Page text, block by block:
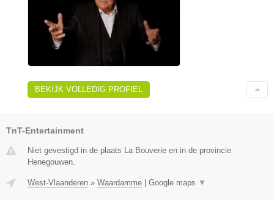
BEKIJK VOLLEDIG PROFIEL
TnT-Entertainment
Niet gevestigd in de plaats La Bouverie en in de provincie
Henegouwen.
West-Vlaanderen » Waardamme Google maps ▼